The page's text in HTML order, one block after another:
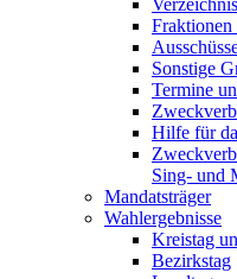
Fraktionen
Sonstige
Termine
Hilfe für
Sing- und
Mandatsträger
Wahlergebnisse
Kreistag
Bezirkstag